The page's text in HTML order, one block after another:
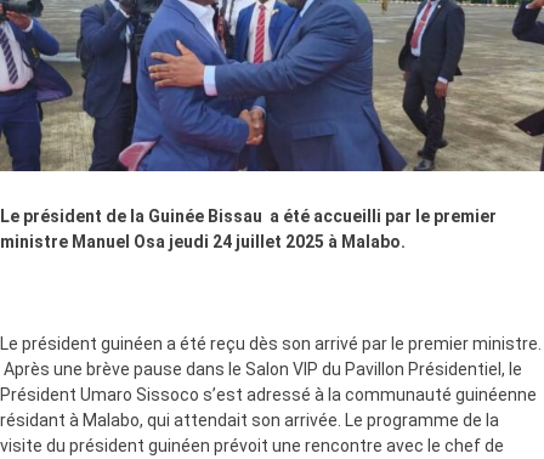
Le président de la Guinée Bissau a été accueilli par le premier
ministre Manuel Osa jeudi 24 juillet 2025 à Malabo.
Le président guinéen a été reçu dès son arrivé par le premier ministre.
Après une brève pause dans le Salon VIP du Pavillon Présidentiel, le
Président Umaro Sissoco s’est adressé à la communauté guinéenne
résidant à Malabo, qui attendait son arrivée. Le programme de la
visite du président guinéen prévoit une rencontre avec le chef de